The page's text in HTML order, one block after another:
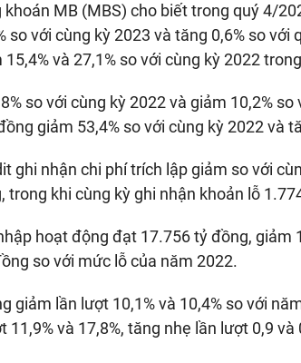
MB (MBS) cho biết trong quý 4/
với cùng kỳ 2023 và tăng 0,6% so với
và 27,1% so với cùng kỳ 2022
so với cùng kỳ 2022 và giảm 10,2%
giảm 53,4% so với cùng kỳ 2022 và
ghi nhận chi phí trích lập giảm so với
khi cùng kỳ ghi nhận khoản lỗ
hoạt động đạt 17.756 tỷ đồng, giảm
so với mức lỗ của năm 2022.
giảm lần lượt 10,1% và 10,4% so với
và 17,8%, tăng nhẹ lần lượt 0,9 và